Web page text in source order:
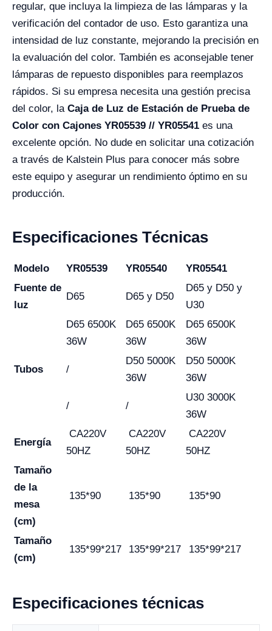
regular, que incluya la limpieza de las lámparas y la
verificación del contador de uso. Esto garantiza una
intensidad de luz constante, mejorando la precisión en
la evaluación del color. También es aconsejable tener
lámparas de repuesto disponibles para reemplazos
rápidos. Si su empresa necesita una gestión precisa
del color, la Caja de Luz de Estación de Prueba de
Color con Cajones YR05539 // YR05541 es una
excelente opción. No dude en solicitar una cotización
a través de Kalstein Plus para conocer más sobre
este equipo y asegurar un rendimiento óptimo en su
producción.
Especificaciones Técnicas
Modelo YR05539 YR05540
YR05541
Fuente de
luz
D65 D65 y D50
D65 y D50 y
U30
Tubos
D65 6500K
36W
D65 6500K
36W
D65 6500K
36W
/
D50 5000K
36W
D50 5000K
36W
/ /
U30 3000K
36W
Energía
CA220V
50HZ
CA220V
50HZ
CA220V
50HZ
Tamaño
de la
mesa
(cm)
135*90 135*90 135*90
Tamaño
(cm)
135*99*217 135*99*217 135*99*217
Especificaciones técnicas